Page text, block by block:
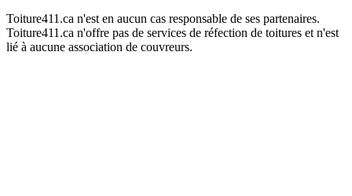
Toiture411.ca n'est en aucun cas responsable de ses partenaires.
Toiture411.ca n'offre pas de services de réfection de toitures et n'est
lié à aucune association de couvreurs.